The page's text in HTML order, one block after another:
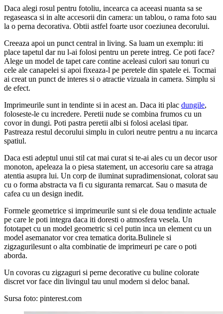
Daca alegi rosul pentru fotoliu, incearca ca aceeasi nuanta sa se
regaseasca si in alte accesorii din camera: un tablou, o rama foto sau
la o perna decorativa. Obtii astfel foarte usor coeziunea decorului.
Creeaza apoi un punct central in living. Sa luam un exemplu: iti
place tapetul dar nu l-ai folosi pentru un perete intreg. Ce poti face?
Alege un model de tapet care contine aceleasi culori sau tonuri cu
cele ale canapelei si apoi fixeaza-l pe peretele din spatele ei. Tocmai
ai creat un punct de interes si o atractie vizuala in camera. Simplu si
de efect.
Imprimeurile sunt in tendinte si in acest an. Daca iti plac dungile,
foloseste-le cu incredere. Peretii nude se combina frumos cu un
covor in dungi. Poti pastra peretii albi si folosi acelasi tipar.
Pastreaza restul decorului simplu in culori neutre pentru a nu incarca
spatiul.
Daca esti adeptul unui stil cat mai curat si te-ai ales cu un decor usor
monoton, apeleaza la o piesa statement, un accesoriu care sa atraga
atentia asupra lui. Un corp de iluminat supradimensionat, colorat sau
cu o forma abstracta va fi cu siguranta remarcat. Sau o masuta de
cafea cu un design inedit.
Formele geometrice si imprimeurile sunt si ele doua tendinte actuale
pe care le poti integra daca iti doresti o atmosfera vesela. Un
fototapet cu un model geometric si cel putin inca un element cu un
model asemanator vor crea tematica dorita.Bulinele si
zigzagurilesunt o alta combinatie de imprimeuri pe care o poti
aborda.
Un covoras cu zigzaguri si perne decorative cu buline colorate
discret vor face din livingul tau unul modern si deloc banal.
Sursa foto: pinterest.com